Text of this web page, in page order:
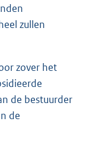
zullen
zover het
de bestuurder
de